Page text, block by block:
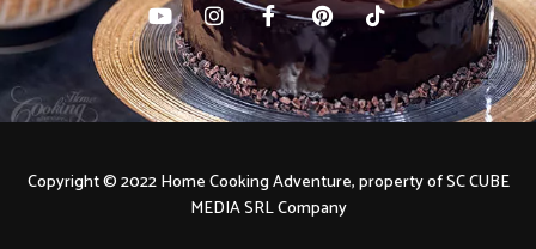
Copyright © 2022 Home Cooking Adventure, property of SC CUBE
MEDIA SRL Company